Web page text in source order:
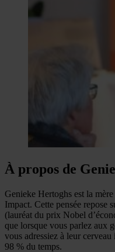
À propos de
Genieke Hertoghs est la
Impact. Cette pensée repose
(lauréat du prix Nobel
que lorsque vous parlez aux
vous adressiez à leur
98 % du temps.